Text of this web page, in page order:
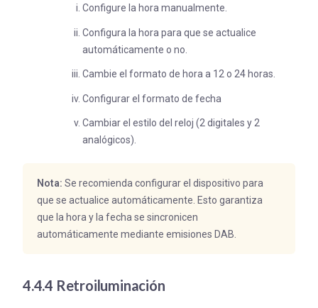
Configure la hora manualmente.
Configura la hora para que se actualice
automáticamente o no.
Cambie el formato de hora a 12 o 24 horas.
Configurar el formato de fecha
Cambiar el estilo del reloj (2 digitales y 2
analógicos).
Nota: Se recomienda configurar el dispositivo para
que se actualice automáticamente. Esto garantiza
que la hora y la fecha se sincronicen
automáticamente mediante emisiones DAB.
4.4.4 Retroiluminación